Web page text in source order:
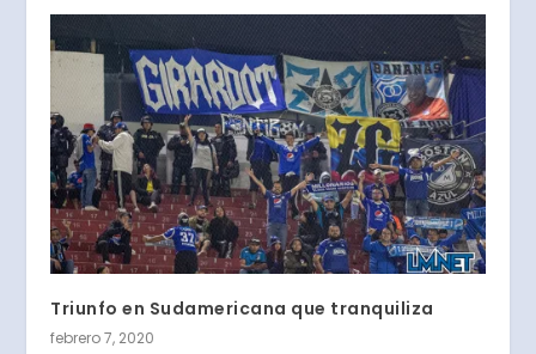
Triunfo en Sudamericana que tranquiliza
febrero 7, 2020